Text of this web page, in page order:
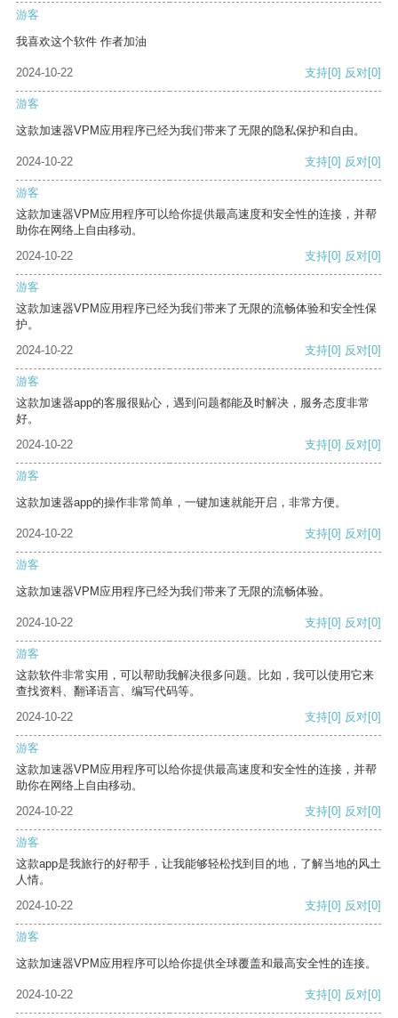
游客
我喜欢这个软件 作者加油
2024-10-22 支持[0] 反对[0]
游客
这款加速器VPM应用程序已经为我们带来了无限的隐私保护和自由。
2024-10-22 支持[0] 反对[0]
游客
这款加速器VPM应用程序可以给你提供最高速度和安全性的连接，并帮
助你在网络上自由移动。
2024-10-22
支持[0] 反对[0]
游客
这款加速器VPM应用程序已经为我们带来了无限的流畅体验和安全性保
护。
2024-10-22
支持[0] 反对[0]
游客
这款加速器app的客服很贴心，遇到问题都能及时解决，服务态度非常
好。
2024-10-22
支持[0] 反对[0]
游客
这款加速器app的操作非常简单，一键加速就能开启，非常方便。
2024-10-22 支持[0] 反对[0]
游客
这款加速器VPM应用程序已经为我们带来了无限的流畅体验。
2024-10-22 支持[0] 反对[0]
游客
这款软件非常实用，可以帮助我解决很多问题。比如，我可以使用它来
查找资料、翻译语言、编写代码等。
2024-10-22
支持[0] 反对[0]
游客
这款加速器VPM应用程序可以给你提供最高速度和安全性的连接，并帮
助你在网络上自由移动。
2024-10-22
支持[0] 反对[0]
游客
这款app是我旅行的好帮手，让我能够轻松找到目的地，了解当地的风土
人情。
2024-10-22
支持[0] 反对[0]
游客
这款加速器VPM应用程序可以给你提供全球覆盖和最高安全性的连接。
2024-10-22 支持[0] 反对[0]